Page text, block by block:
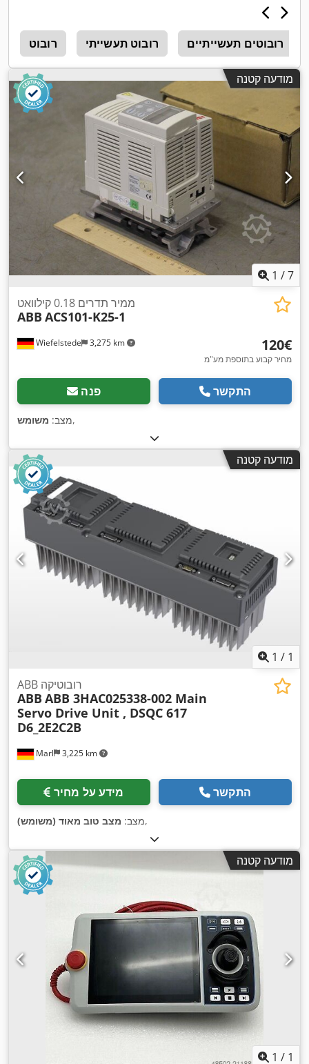
רובוט רובוט תעשייתי רובוטים תעשייתיים
מודעה קטנה
1 /7
Wiefelstede 3,275 km
ממיר תדרים 0.18 קילוואט
ABB ACS101-K25-1
‏120 ‏€
מחיר קבוע בתוספת מע"מ
פנה התקשר
מצב: משומש ,
מודעה קטנה
1 / 1
Marl 3,225 km
ABB רובוטיקה
ABB ABB 3HAC025338-002 Main
Servo Drive Unit , DSQC 617
D6_2E2C2B
מידע על מחיר התקשר
מצב: מצב טוב מאוד (משומש) ,
מודעה קטנה
1 / 1